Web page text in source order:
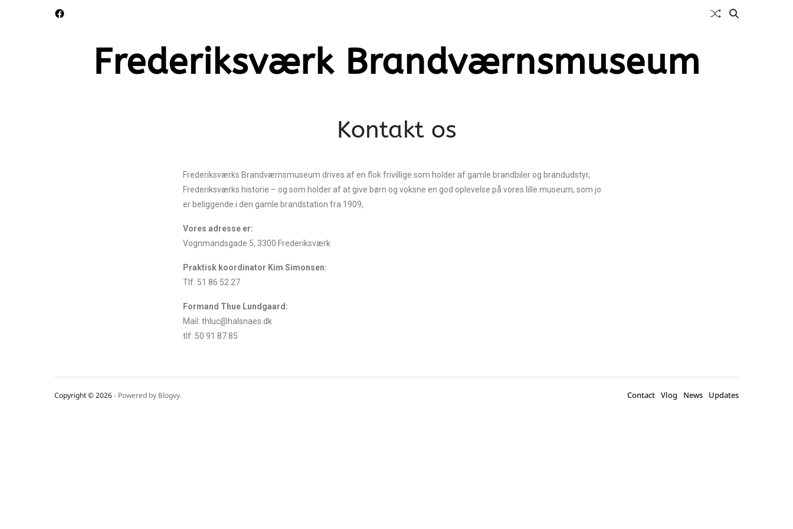
Frederiksværk Brandværnsmuseum
Kontakt os
Frederiksværks Brandværnsmuseum drives af en flok frivillige som holder af gamle brandbiler og brandudstyr,
Frederiksværks historie – og som holder af at give børn og voksne en god oplevelse på vores lille museum, som jo
er beliggende i den gamle brandstation fra 1909,
Vores adresse er:
Vognmandsgade 5, 3300 Frederiksværk
Praktisk koordinator Kim Simonsen:
Tlf: 51 86 52 27
Formand Thue Lundgaard:
Mail: thluc@halsnaes.dk
tlf: 50 91 87 85
Copyright © 2026- Powered by Blogvy. Contact Vlog News Updates